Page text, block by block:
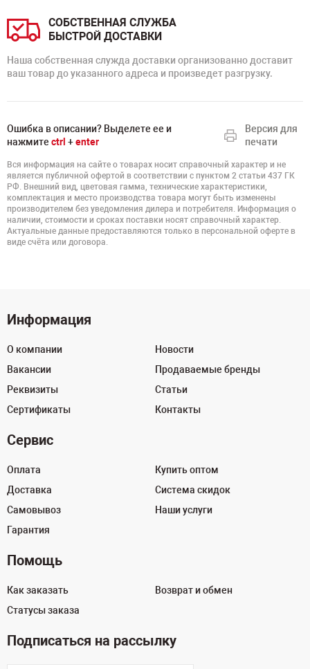
СОБСТВЕННАЯ СЛУЖБА
БЫСТРОЙ ДОСТАВКИ
Наша собственная служда доставки организованно доставит
ваш товар до указанного адреса и произведет разгрузку.
Ошибка в описании? Выделете ее и
нажмите ctrl +enter
Версия для
печати
Вся информация на сайте о товарах носит справочный характер и не
является публичной офертой в соответствии с пунктом 2 статьи 437 ГК
РФ. Внешний вид, цветовая гамма, технические характеристики,
комплектация и место производства товара могут быть изменены
производителем без уведомления дилера и потребителя. Информация о
наличии, стоимости и сроках поставки носят справочный характер.
Актуальные данные предоставляются только в персональной оферте в
виде счёта или договора.
Информация
О компании
Вакансии
Реквизиты
Сертификаты
Новости
Продаваемые бренды
Статьи
Контакты
Сервис
Оплата
Доставка
Самовывоз
Гарантия
Купить оптом
Система скидок
Наши услуги
Помощь
Как заказать
Статусы заказа
Возврат и обмен
Подписаться на рассылку